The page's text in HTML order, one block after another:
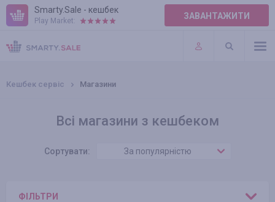
Smarty.Sale - кешбек
Play Market: ЗАВАНТАЖИТИ
ПРАВИЛА
ПЛАГІНИ
Кешбек сервіс Магазини
Всі магазини з кешбеком
Сортувати: За популярністю
ФІЛЬТРИ